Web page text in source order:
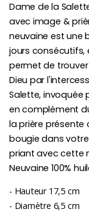
Dame de la
avec image &
neuvaine est une
jours consécutifs,
permet de
Dieu par
Salette, invoquée
en complément
la prière présente
bougie dans
priant avec cette
Neuvaine 100%
- Hauteur 17,5 cm
- Diamètre 6,5 cm